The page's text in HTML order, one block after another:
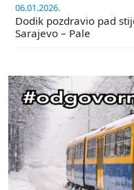
06.01.2026.
Dodik pozdravio pad
Sarajevo – Pale